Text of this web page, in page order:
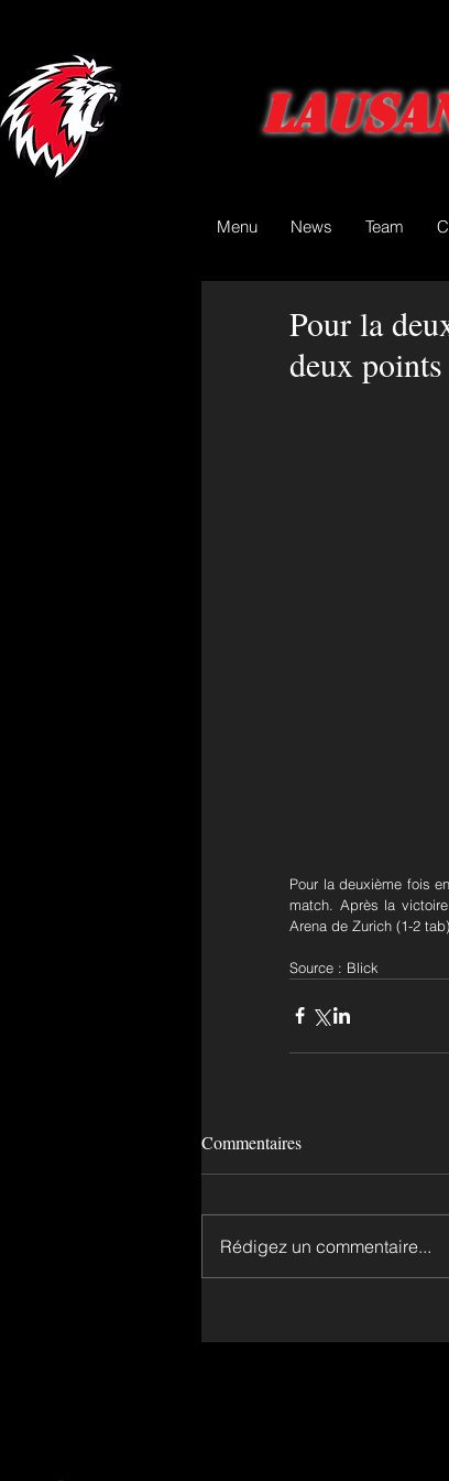
Menu News Team
Pour la
deux points
Pour la deuxième fois
match. Après la
Arena de Zurich (1-2
Source : Blick
Commentaires
Rédigez un commentaire...